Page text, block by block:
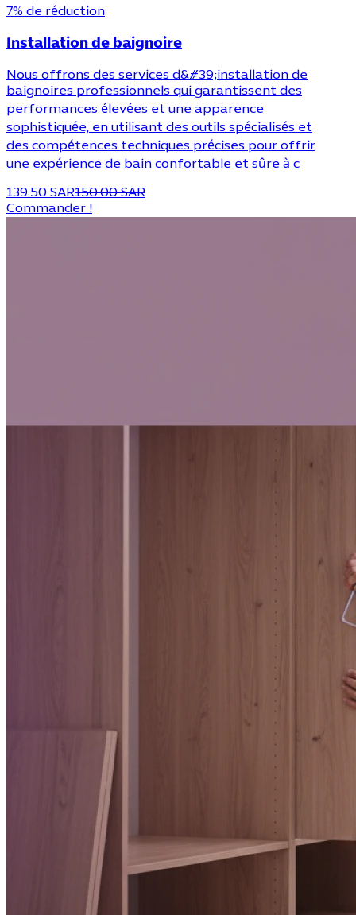
7% de réduction
Installation de baignoire
Nous offrons des services d&#39;installation de
baignoires professionnels qui garantissent des
performances élevées et une apparence
sophistiquée, en utilisant des outils spécialisés et
des compétences techniques précises pour offrir
une expérience de bain confortable et sûre à c
139.50 SAR150.00 SAR
Commander !